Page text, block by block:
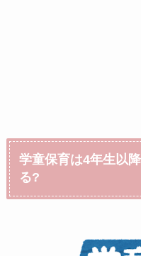
学童保育は4年生以
る?